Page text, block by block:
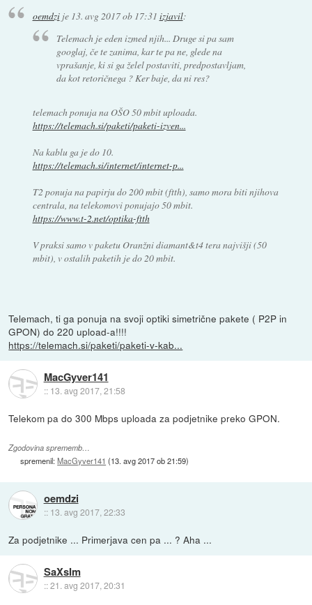
oemdzije 13. avg 2017 ob 17:31 izjavil:
Telemach je eden izmed njih... Druge si pa sam
googlaj, če te zanima, kar te pa ne, glede na
vprašanje, ki si ga želel postaviti, predpostavljam,
da kot retoričnega ? Ker baje, da ni res?
telemach ponuja na OŠO 50 mbit uploada.
https://telemach.si/paketi/paketi-izven...
Na kablu ga je do 10.
https://telemach.si/internet/internet-p...
T2 ponuja na papirju do 200 mbit (ftth), samo mora biti njihova
centrala, na telekomovi ponujajo 50 mbit.
https://www.t-2.net/optika-ftth
V praksi samo v paketu Oranžni diamant&t4 tera najvišji (50
mbit), v ostalih paketih je do 20 mbit.
Telemach, ti ga ponuja na svoji optiki simetrične pakete ( P2P in
GPON) do 220 upload-a!!!!
https://telemach.si/paketi/paketi-v-kab...
MacGyver141
:: 13. avg 2017, 21:58
Telekom pa do 300 Mbps uploada za podjetnike preko GPON.
Zgodovina sprememb…
spremenil:MacGyver141 (13. avg 2017 ob 21:59)
oemdzi
:: 13. avg 2017, 22:33
Za podjetnike ... Primerjava cen pa ... ? Aha ...
SaXsIm
::21. avg 2017, 20:31